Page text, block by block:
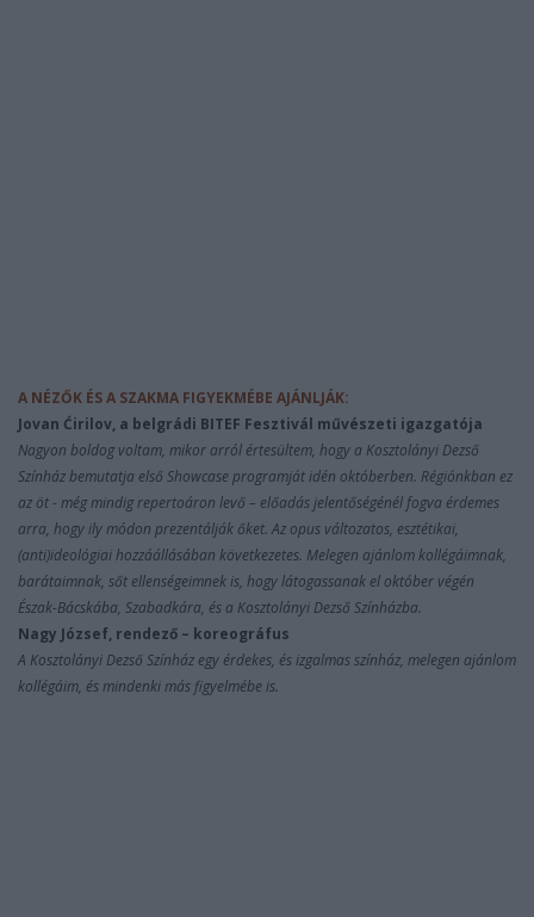
A NÉZŐK ÉS A SZAKMA FIGYEKMÉBE AJÁNLJÁK:
Jovan Ćirilov, a belgrádi BITEF Fesztivál művészeti igazgatója
Nagyon boldog voltam, mikor arról értesültem, hogy a Kosztolányi Dezső
Színház bemutatja első Showcase programját idén októberben. Régiónkban ez
az öt - még mindig repertoáron levő – előadás jelentőségénél fogva érdemes
arra, hogy ily módon prezentálják őket. Az opus változatos, esztétikai,
(anti)ideológiai hozzáállásában következetes. Melegen ajánlom kollégáimnak,
barátaimnak, sőt ellenségeimnek is, hogy látogassanak el október végén
Észak-Bácskába, Szabadkára, és a Kosztolányi Dezső Színházba.
Nagy József, rendező – koreográfus
A Kosztolányi Dezső Színház egy érdekes, és izgalmas színház, melegen ajánlom
kollégáim, és mindenki más figyelmébe is.